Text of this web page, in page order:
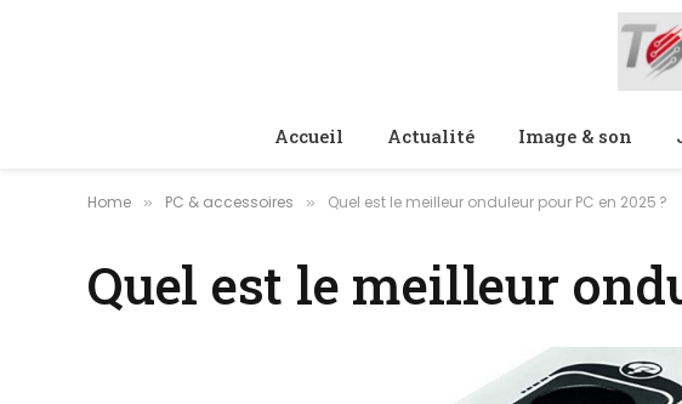
Accueil Actualité Image & son
Home » PC & accessoires » Quel est le meilleur onduleur pour PC en 2025 ?
Quel est le meilleur